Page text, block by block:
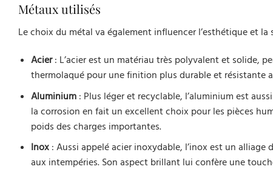
Métaux utilisés
Le choix du métal va également influencer l’esthétique et la
Acier: L’acier est un matériau très polyvalent et solide,
thermolaqué pour une finition plus durable et résistante
Aluminium: Plus léger et recyclable, l’aluminium est
la corrosion en fait un excellent choix pour les pièces
poids des charges importantes.
Inox: Aussi appelé acier inoxydable, l’inox est un
aux intempéries. Son aspect brillant lui confère une